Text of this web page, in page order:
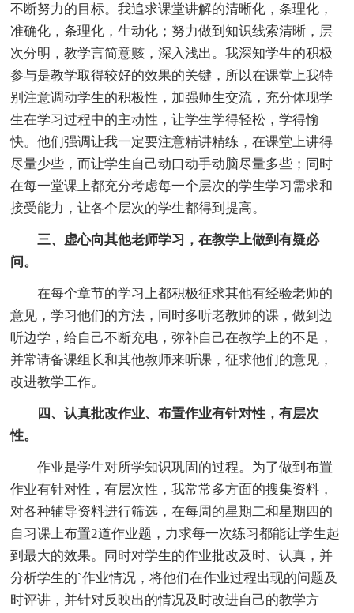
不断努力的目标。我追求课堂讲解的清晰化，条理化，
准确化，条理化，生动化；努力做到知识线索清晰，层
次分明，教学言简意赅，深入浅出。我深知学生的积极
参与是教学取得较好的效果的关键，所以在课堂上我特
别注意调动学生的积极性，加强师生交流，充分体现学
生在学习过程中的主动性，让学生学得轻松，学得愉
快。他们强调让我一定要注意精讲精练，在课堂上讲得
尽量少些，而让学生自己动口动手动脑尽量多些；同时
在每一堂课上都充分考虑每一个层次的学生学习需求和
接受能力，让各个层次的学生都得到提高。
三、虚心向其他老师学习，在教学上做到有疑必
问。
在每个章节的学习上都积极征求其他有经验老师的
意见，学习他们的方法，同时多听老教师的课，做到边
听边学，给自己不断充电，弥补自己在教学上的不足，
并常请备课组长和其他教师来听课，征求他们的意见，
改进教学工作。
四、认真批改作业、布置作业有针对性，有层次
性。
作业是学生对所学知识巩固的过程。为了做到布置
作业有针对性，有层次性，我常常多方面的搜集资料，
对各种辅导资料进行筛选，在每周的星期二和星期四的
自习课上布置2道作业题，力求每一次练习都能让学生起
到最大的效果。同时对学生的作业批改及时、认真，并
分析学生的`作业情况，将他们在作业过程出现的问题及
时评讲，并针对反映出的情况及时改进自己的教学方